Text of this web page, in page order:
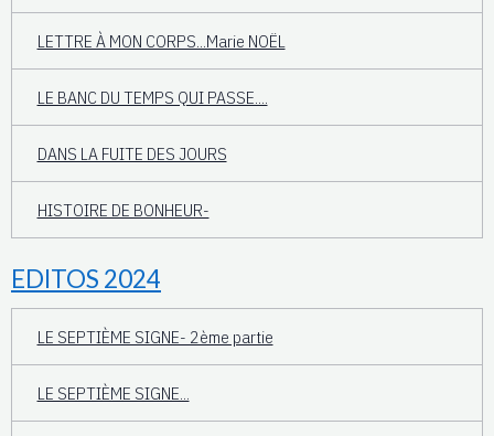
LETTRE À MON CORPS...Marie NOËL
LE BANC DU TEMPS QUI PASSE....
DANS LA FUITE DES JOURS
HISTOIRE DE BONHEUR-
EDITOS 2024
LE SEPTIÈME SIGNE- 2ème partie
LE SEPTIÈME SIGNE...